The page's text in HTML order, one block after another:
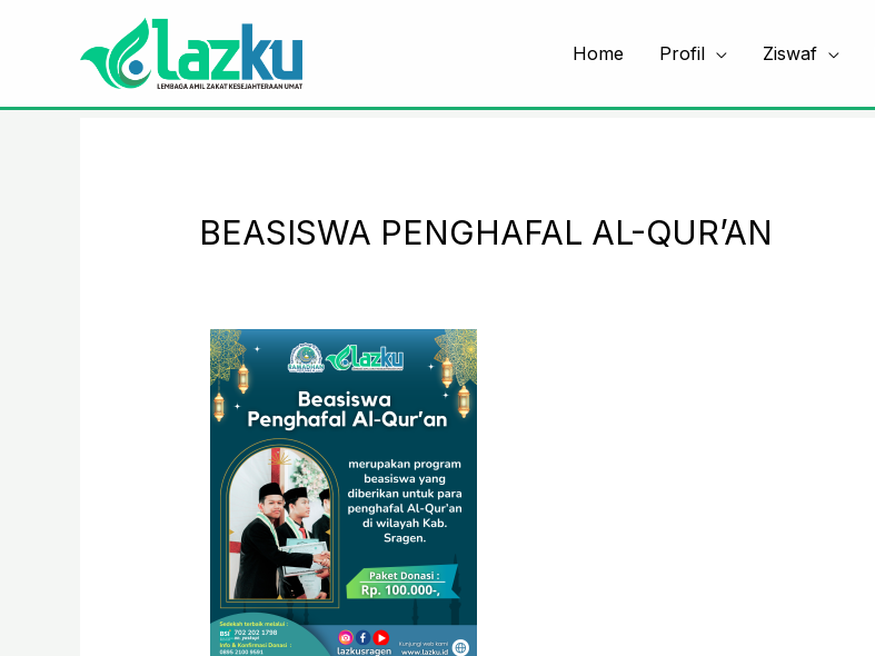
Home Profil Ziswaf
Beranda BEASISWA PENGHAFAL AL-QUR’AN
BEASISWA PENGHAFAL AL-QUR’AN